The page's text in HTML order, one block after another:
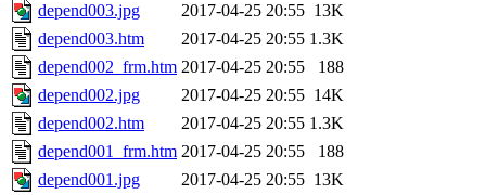
depend003.jpg
2017-04-25 20:55 13K
depend003.htm
2017-04-25 20:55 1.3K
depend002_frm.htm 2017-04-25 20:55
188
depend002.jpg
2017-04-25 20:55 14K
depend002.htm
2017-04-25 20:55 1.3K
depend001_frm.htm 2017-04-25 20:55
188
depend001.jpg
2017-04-25 20:55 13K